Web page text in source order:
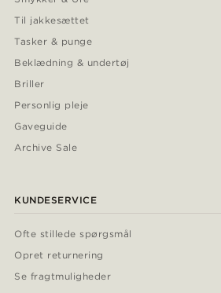
Til jakkesættet
Tasker & punge
Beklædning & undertøj
Briller
Personlig pleje
Gaveguide
Archive Sale
KUNDESERVICE
Ofte stillede spørgsmål
Opret returnering
Se fragtmuligheder